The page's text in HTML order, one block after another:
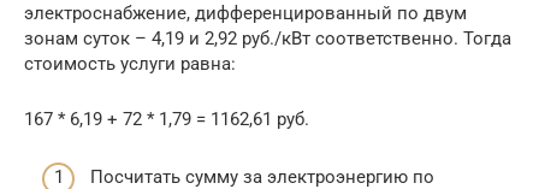
электроснабжение, дифференцированный по двум
зонам суток – 4,19 и 2,92 руб./кВт соответственно. Тогда
стоимость услуги равна:
167 * 6,19 + 72 * 1,79 = 1162,61 руб.
Посчитать сумму за электроэнергию по